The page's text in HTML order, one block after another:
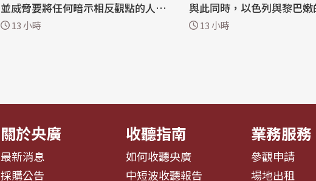
並威脅要將任何暗示相反觀點的人送
進監獄，他對伊朗戰爭的不滿顯然已
13 小時
與此同時，以色列與黎巴
判也在美國居中斡旋下，
13 小時
關於央廣
最新消息
採購公告
收聽指南
如何收聽央廣
中短波收聽報告
業務服務
參觀申請
場地出租